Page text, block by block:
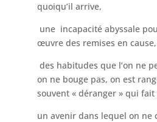
quoiqu’il arrive,
une incapacité abyssale
œuvre des remises en cause,
des habitudes que l’on ne
on ne bouge pas, on est
souvent « déranger » qui
un avenir dans lequel on